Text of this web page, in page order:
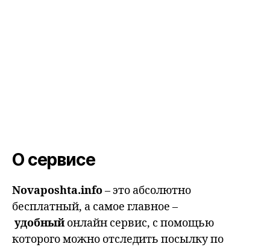
О сервисе
Novaposhta.info– это абсолютно
бесплатный, а самое главное –
удобныйонлайн сервис, с помощью
которого можно отследить посылку по